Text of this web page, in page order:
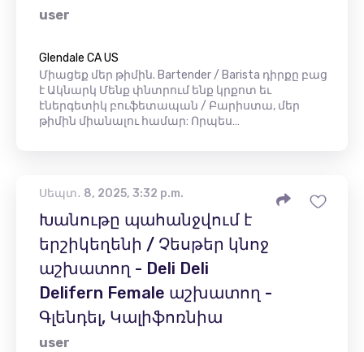
user
Glendale CA US
Միացեք մեր թիմին. Bartender / Barista դիրքը բաց
է Ակնարկ Մենք փնտրում ենք կրքոտ եւ
էներգետիկ բուֆետապան / Բարիստա, մեր
թիմին միանալու համար: Որպես…
Սեպտ․ 8, 2025, 3:32 p.m.
Խանութը պահանջվում է
երշիկեղենի / Չեսթեր կնոջ
աշխատող - Deli Deli
Delifern Female աշխատող -
Գլենդել, Կալիֆոռնիա
user